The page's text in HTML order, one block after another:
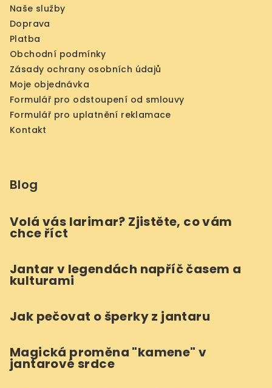
Naše služby
Doprava
Platba
Obchodní podmínky
Zásady ochrany osobních údajů
Moje objednávka
Formulář pro odstoupení od smlouvy
Formulář pro uplatnění reklamace
Kontakt
Blog
Volá vás larimar? Zjistěte, co vám
chce říct
Jantar v legendách napříč časem a
kulturami
Jak pečovat o šperky z jantaru
Magická proměna "kamene" v
jantarové srdce